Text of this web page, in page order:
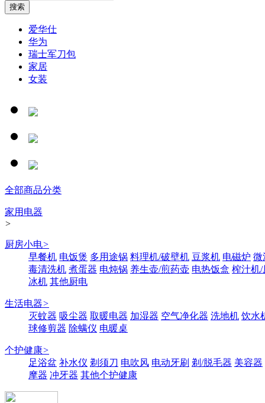
爱华仕
华为
瑞士军刀包
家居
女装
全部商品分类
家用电器
>
厨房小电>
早餐机 电饭煲 多用途锅 料理机/破壁机 豆浆机 电磁炉 微
毒清洗机 煮蛋器 电炖锅 养生壶/煎药壶 电热饭盒 榨汁机/
冰机 其他厨电
生活电器>
灭蚊器 吸尘器 取暖电器 加湿器 空气净化器 洗地机 饮水
球修剪器 除螨仪 电暖桌
个护健康>
足浴盆 补水仪 剃须刀 电吹风 电动牙刷 剃/脱毛器 美容器
摩器 冲牙器 其他个护健康